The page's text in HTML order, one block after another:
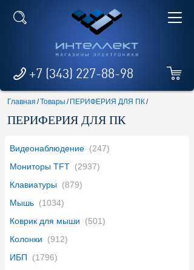
+7 (343) 227-88-98
Главная /Товары / ПЕРИФЕРИЯ ДЛЯ ПК/
ПЕРИФЕРИЯ ДЛЯ ПК
Видеонаблюдение (247)
Мониторы TFT (2937)
Клавиатуры (879)
Мышь (1034)
Коврик для мыши
(501)
Колонки
(912)
ИБП
(1796)